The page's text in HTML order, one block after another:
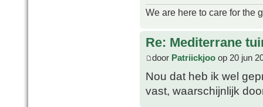
We are here to care for the
Re: Mediterrane
door Patriickjoo op 20 jun
Nou dat heb ik wel
vast, waarschijnlijk